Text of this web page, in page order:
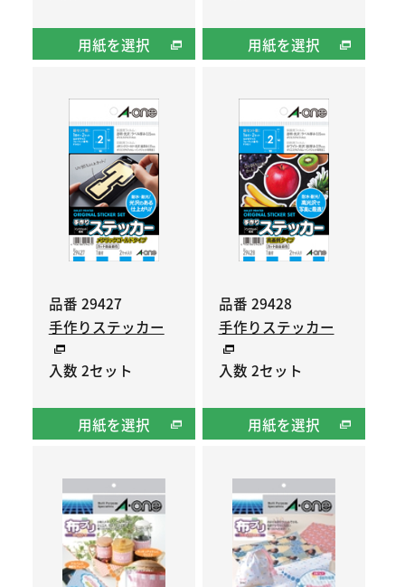
用紙を選択 用紙を選択
品番 29427
手作りステッカー
入数 2セット
用紙を選択
品番 29428
手作りステッカー
入数 2セット
用紙を選択